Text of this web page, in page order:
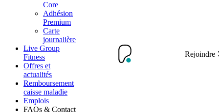
Core
Adhésion
Premium
Carte
journalière
Live Group
Fitness
Offres et
actualités
Remboursement
caisse maladie
Emplois
FAQs & Contact
Rejoindre